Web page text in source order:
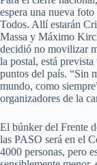
espera una nueva
Todos. Allí estarán
Massa y Máximo
decidió no movilizar
la postal, está
puntos del país. “Sin
mundo, como
organizadores de la
El búnker del Frente
las PASO será en el
4000 personas, pero